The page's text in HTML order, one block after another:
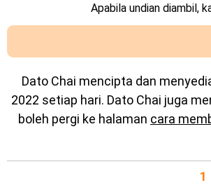
Apabila undian diambil,
Dato Chai mencipta dan
2022 setiap hari. Dato Chai juga
boleh pergi ke halaman cara
1